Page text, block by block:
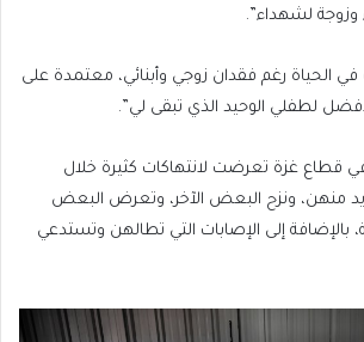
لشهداء”.
الحياة رغم فقدان زوجي وأبنائي، معتمدة على
لطفلي الوحيد الذي تبقى لي”.
في قطاع غزة تعرضت لانتهاكات كثيرة خلال
منهن، ونزح البعض الآخر، وتعرض البعض
إلى الإصابات التي تطالهن وتستدعي